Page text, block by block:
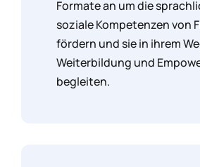
Formate an um die
soziale Kompetenzen von
fördern und sie in ihrem
Weiterbildung und
begleiten.